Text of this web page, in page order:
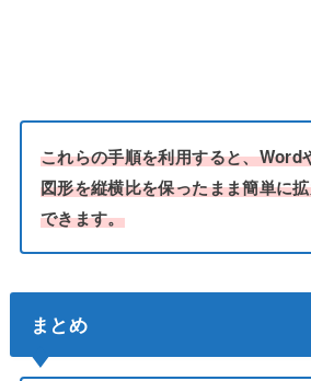
これらの手順を利用すると、
図形を縦横比を保ったまま簡単に
できます。
まとめ